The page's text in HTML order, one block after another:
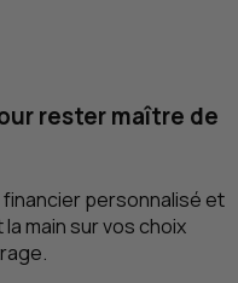
rester maître de
financier personnalisé et
main sur vos choix